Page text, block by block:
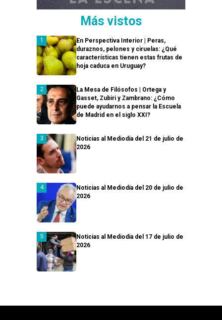
Más vistos
En Perspectiva Interior | Peras,
duraznos, pelones y ciruelas: ¿Qué
características tienen estas frutas de
hoja caduca en Uruguay?
La Mesa de Filósofos | Ortega y
Gasset, Zubiri y Zambrano: ¿Cómo
puede ayudarnos a pensar la Escuela
de Madrid en el siglo XXI?
Noticias al Mediodía del 21 de julio de
2026
Noticias al Mediodía del 20 de julio de
2026
Noticias al Mediodía del 17 de julio de
2026